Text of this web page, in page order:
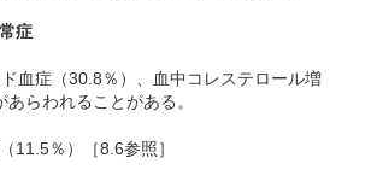
症
血症（30.8％）、血中コレステロール増
らわれることがある。
（11.5％）［8.6参照］